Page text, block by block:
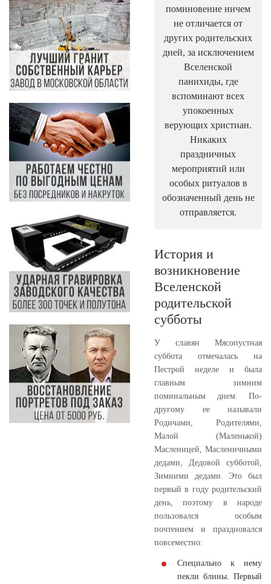
поминовение ничем
не отличается от
других родительских
дней, за исключением
Вселенской
панихиды, где
вспоминают всех
упокоенных
верующих христиан.
Никаких
праздничных
мероприятий или
особых ритуалов в
обозначенный день не
отправляется.
История и
возникновение
Вселенской
родительской
субботы
У славян Мясопустная
суббота отмечалась на
Пестрой неделе и была
главным зимним
поминальным днем. По-
другому ее называли
Родичами, Родителями,
Малой (Маленькой)
Масленицей, Масленичными
дедами, Дедовой субботой,
Зимними дедами. Это был
первый в году родительский
день, поэтому в народе
пользовался особым
почтением и праздновался
повсеместно:
Специально к нему
пекли блины. Первый